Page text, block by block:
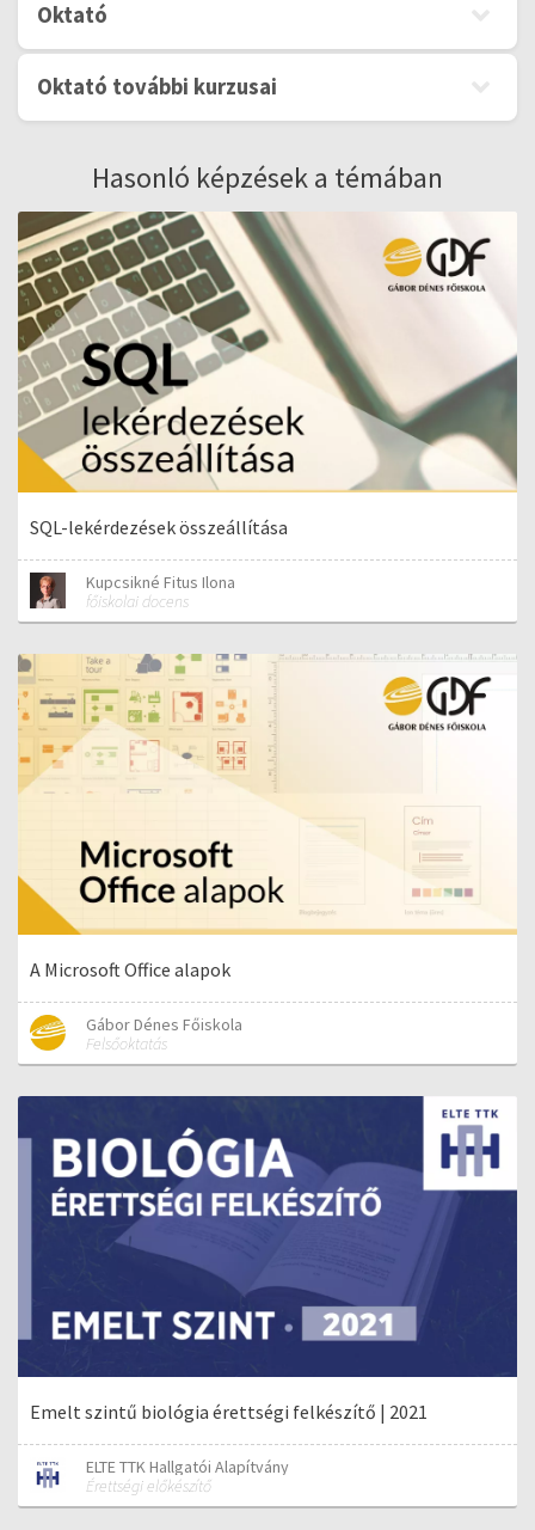
Oktató
Oktató további kurzusai
Hasonló képzések a témában
SQL-lekérdezések összeállítása
Kupcsikné Fitus Ilona
főiskolai docens
A Microsoft Office alapok
Gábor Dénes Főiskola
Felsőoktatás
Emelt szintű biológia érettségi felkészítő | 2021
ELTE TTK Hallgatói Alapítvány
Érettségi előkészítő